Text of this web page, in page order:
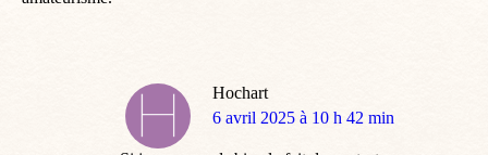
Hochart
dit
6 avril 2025 à 10 h 42 min